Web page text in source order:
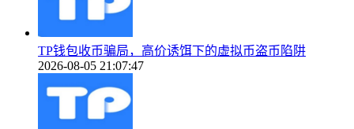
TP钱包收币骗局，高价诱饵下的虚拟币盗币陷阱
2026-08-05 21:07:47